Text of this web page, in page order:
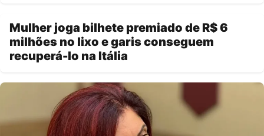
Mulher joga bilhete premiado de R$ 6
milhões no lixo e garis conseguem
recuperá-lo na Itália